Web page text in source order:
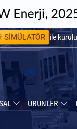
SİMÜLATÖR
ile
ile
ÜRÜNLER